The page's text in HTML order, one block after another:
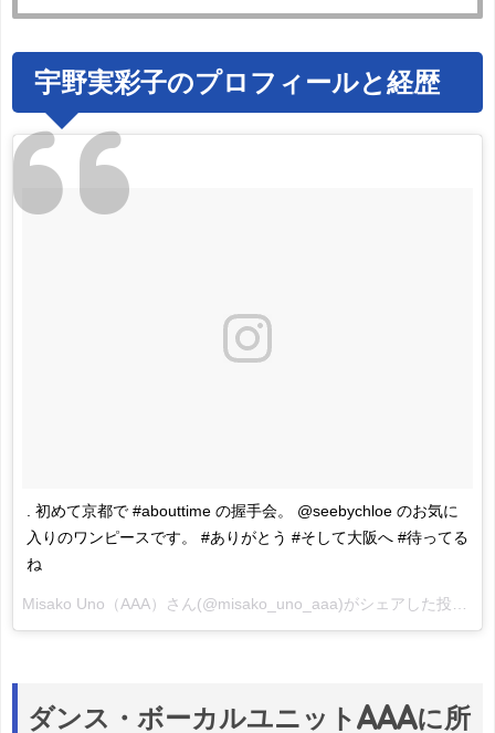
宇野実彩子のプロフィールと経歴
. 初めて京都で #abouttime の握手会。 @seebychloe のお気に
入りのワンピースです。 #ありがとう #そして大阪へ #待ってる
ね
Misako Uno（AAA） さん(@misako_uno_aaa)がシェアした投稿 -
ダンス・ボーカルユニットAAAに所